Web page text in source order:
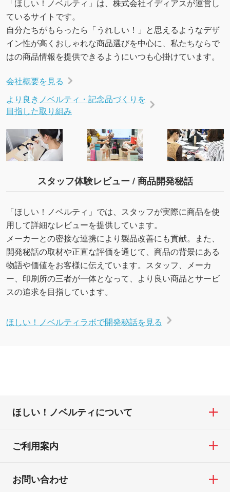
「ほしい！ノベルティ」は、株式会社イディアスが運営し
ているサイトです。
自分たちがもらったら「うれしい！」と思えるようなデザ
イン性が高くおしゃれな商品選びを中心に、私たちならで
はの商品情報を提供できるようにいつも心掛けています。
会社概要を見る
より良きノベルティ・記念品づくりを
目指した取り組み
スタッフ体験レビュー / 商品開発秘話
「ほしい！ノベルティ」では、スタッフが実際に商品を使
用して詳細なレビューを提供しています。
メーカーとの密接な連携により製品改善にも貢献。また、
開発秘話の取材や正直な評価を通じて、商品の背景にある
物語や価値をお客様に伝えています。スタッフ、メーカ
ー、印刷所の三者が一体となって、より良い商品とサービ
スの追求を目指しています。
ほしい！ノベルティラボで開発秘話を見る
ほしい！ノベルティについて
ご利用案内
お問い合わせ